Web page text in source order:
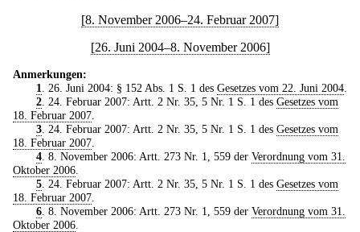
[8. November 2006–24. Februar 2007]
[26. Juni 2004–8. November 2006]
Anmerkungen:
1
. 26. Juni 2004: § 152 Abs. 1 S. 1 des Gesetzes vom 22. Juni 2004.
2. 24. Februar 2007: Artt. 2 Nr. 35, 5 Nr. 1 S. 1 des Gesetzes vom
18. Februar 2007
3. 24. Februar 2007: Artt. 2 Nr. 35, 5 Nr. 1 S. 1 des Gesetzes vom
18. Februar 2007
4. 8. November 2006: Artt. 273 Nr. 1, 559 der Verordnung vom 31.
Oktober 2006
5. 24. Februar 2007: Artt. 2 Nr. 35, 5 Nr. 1 S. 1 des Gesetzes vom
18. Februar 2007
6. 8. November 2006: Artt. 273 Nr. 1, 559 der Verordnung vom 31.
Oktober 2006